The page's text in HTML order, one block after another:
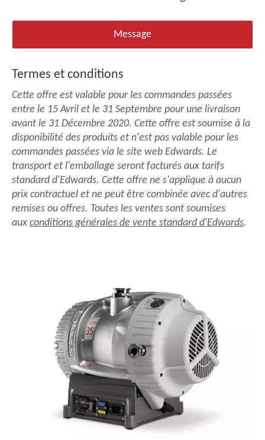
Message
Termes et conditions
Cette offre est valable pour les commandes passées
entre le 15 Avril et le 31 Septembre pour une livraison
avant le 31 Décembre 2020. Cette offre est soumise à la
disponibilité des produits et n'est pas valable pour les
commandes passées via le site web Edwards. Le
transport et l'emballage seront facturés aux tarifs
standard d'Edwards. Cette offre ne s'applique à aucun
prix contractuel et ne peut être combinée avec d'autres
remises ou offres. Toutes les ventes sont soumises
auxconditions générales de vente standard d'Edwards.